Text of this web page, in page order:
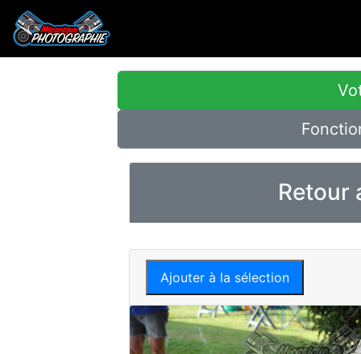
Retour
Ajouter à la sélection